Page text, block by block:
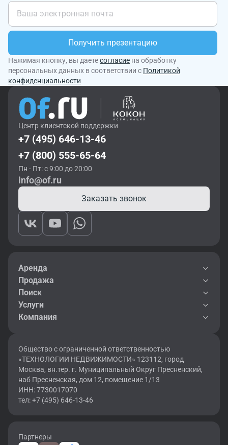
Получить презентацию
Нажимая кнопку, вы даетесогласие на обработку
персональных данных в соответствии с Политикой
конфиденциальности
Центр клиентской поддержки
+7 (495) 646-13-46
+7 (800) 555-65-64
Пн - Пт: с 9:00 до 20:00
info@of.ru
Заказать звонок
Аренда
Продажа
Поиск
Услуги
Компания
Общество с ограниченной ответственностью
«ТЕХНОЛОГИИ НЕДВИЖИМОСТИ» 123112, город
Москва, вн.тер. г. Муниципальный Округ Пресненский,
наб Пресненская, дом 12, помещение 1/13
ИНН: 7730017070
тел: +7 (495) 646-13-46
Партнеры